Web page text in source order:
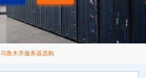
乌鲁木齐服务器选购